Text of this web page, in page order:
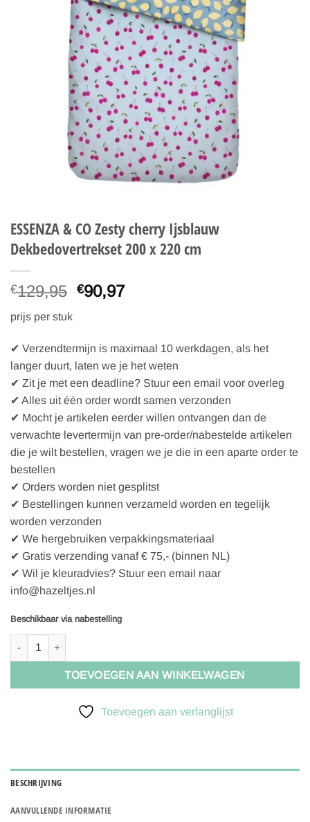
ESSENZA & CO Zesty cherry Ijsblauw
Dekbedovertrekset 200 x 220 cm
€129,95 Oorspronkelijke
€129,95.
€90,97Huidige
€90,97.
prijs per stuk
✔ Verzendtermijn is maximaal 10 werkdagen, als het
langer duurt, laten we je het weten
✔ Zit je met een deadline? Stuur een email voor overleg
✔ Alles uit één order wordt samen verzonden
✔ Mocht je artikelen eerder willen ontvangen dan de
verwachte levertermijn van pre-order/nabestelde artikelen
die je wilt bestellen, vragen we je die in een aparte order te
bestellen
✔ Orders worden niet gesplitst
✔ Bestellingen kunnen verzameld worden en tegelijk
worden verzonden
✔ We hergebruiken verpakkingsmateriaal
✔ Gratis verzending vanaf € 75,- (binnen NL)
✔ Wil je kleuradvies? Stuur een email naar
info@hazeltjes.nl
Beschikbaar via nabestelling
TOEVOEGEN AAN WINKELWAGEN
Toevoegen aan verlanglijst
BESCHRIJVING
AANVULLENDE INFORMATIE